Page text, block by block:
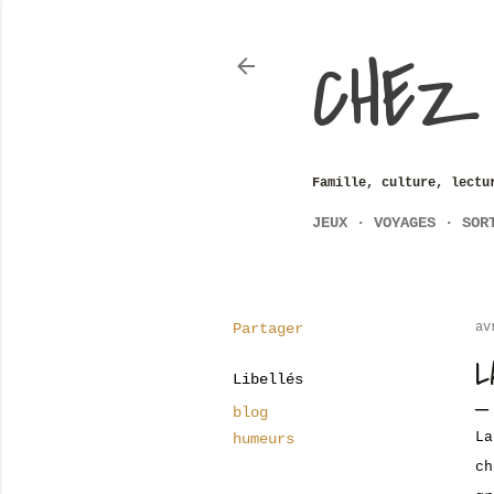
Famille, culture,
JEUX VOYAGES
Partager
Libellés
blog
humeurs